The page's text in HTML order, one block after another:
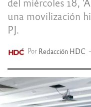
una movilización
PJ.
Por Redacción HDC